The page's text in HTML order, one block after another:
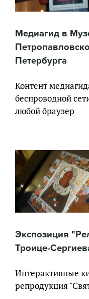
Медиагид в
Петербурга
Контент
беспроводной
любой браузер
Экспозиция
Троице-
Интерактивные
репродукция